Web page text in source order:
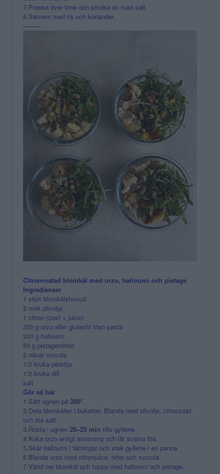
7.Pressa över lime och smaka av med salt.
8.Servera med ris och koriander.
⸻
Citronrostad blomkål med orzo, halloumi och pistage
Ingredienser
1 stort blomkålshuvud
2 msk olivolja
1 citron (zest + juice)
250 g orzo eller glutenfri liten pasta
200 g halloumi
50 g pistagenötter
2 nävar ruccola
1/2 kruka persilja
1/2 kruka dill
salt
Gör så här
1.Sätt ugnen på200°.
2.Dela blomkålen i buketter. Blanda med olivolja, citronzest
och lite salt.
3.Rosta i ugnen20–25 min tills gyllene.
4.Koka orzo enligt anvisning och låt svalna lite.
5.Skär halloumi i tärningar och stek gyllene i en panna.
6.Blanda orzo med citronjuice, örter och ruccola.
7.Vänd ner blomkål och toppa med halloumi och pistage.